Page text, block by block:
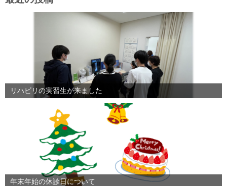
リハビリの実習生が来ました
年末年始の休診日について